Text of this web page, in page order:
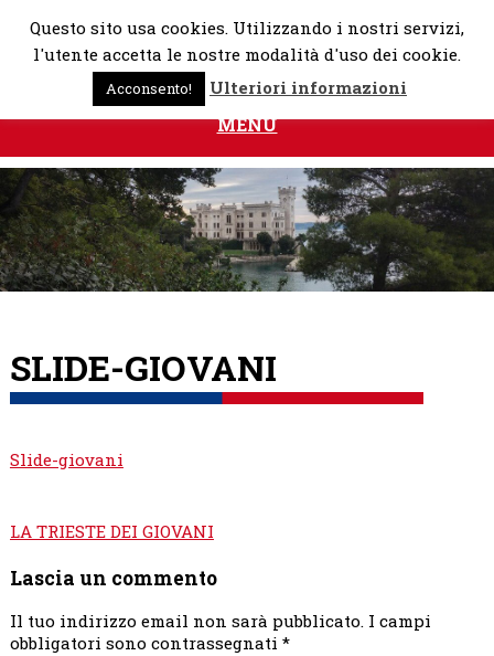
Skip
MENU
SLIDE-GIOVANI
Slide-giovani
Navigazione
LA TRIESTE DEI GIOVANI
Lascia un commento
Il tuo indirizzo email non sarà pubblicato. I campi
obbligatori sono contrassegnati *
Questo sito usa cookies. Utilizzando i nostri servizi,
l'utente accetta le nostre modalità d'uso dei cookie.
Acconsento! Ulteriori informazioni